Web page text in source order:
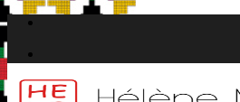
Passer
au
contenu